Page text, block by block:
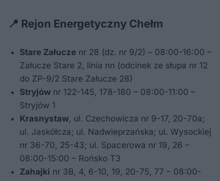
📍 Rejon Energetyczny Chełm
Stare Załucze nr 28 (dz. nr 9/2) – 08:00-16:00 –
Załucze Stare 2, linia nn (odcinek ze słupa nr 12
do ZP-9/2 Stare Załucze 28)
Stryjów nr 122-145, 178-180 – 08:00-11:00 –
Stryjów 1
Krasnystaw , ul. Czechowicza nr 9-17, 20-70a;
ul. Jaskółcza; ul. Nadwieprzańska; ul. Wysockiej
nr 36-70, 25-43; ul. Spacerowa nr 19, 26 –
08:00-15:00 – Rońsko T3
Zahajki nr 3B, 4, 6-10, 19, 20-75, 77 – 08:00-